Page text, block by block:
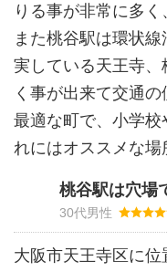
りる事が非常に多く
また桃谷駅は環状
実している天王寺
く事が出来て交通
最適な町で、小学
れにはオススメな場
桃谷駅は穴場
30代男性
大阪市天王寺区に